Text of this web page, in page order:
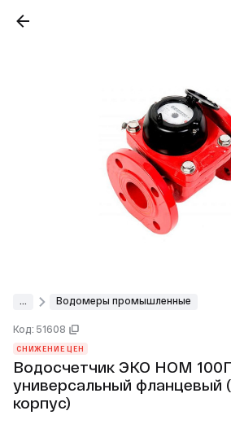
Водомеры промышленные
Код: 51608
СНИЖЕНИЕ ЦЕН
Водосчетчик ЭКО НОМ 100Г-В СВТТ
универсальный фланцевый (чугунный
корпус)